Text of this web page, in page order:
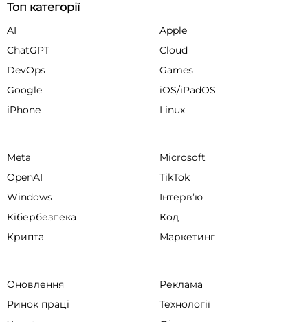
Топ категорії
AI
Apple
ChatGPT
Cloud
DevOps
Games
Google
iOS/iPadOS
iPhone
Linux
Meta
Microsoft
OpenAI
TikTok
Windows
Інтервʼю
Кібербезпека
Код
Крипта
Маркетинг
Оновлення
Реклама
Ринок праці
Технології